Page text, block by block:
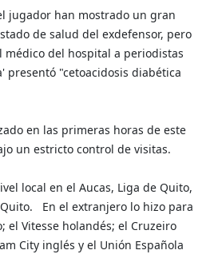
jugador han mostrado un gran
de salud del exdefensor, pero
médico del hospital a periodistas
presentó "cetoacidosis diabética
en las primeras horas de este
un estricto control de visitas.
local en el Aucas, Liga de Quito,
En el extranjero lo hizo para
el Vitesse holandés; el Cruzeiro
City inglés y el Unión Española